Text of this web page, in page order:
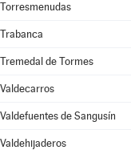
Torresmenudas
Trabanca
Tremedal de Tormes
Valdecarros
Valdefuentes de Sangusín
Valdehijaderos